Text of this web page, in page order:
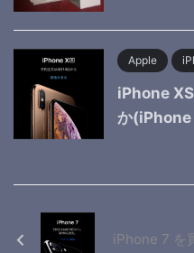
Apple
iPhone
か(iPhone
iPhone 7 を